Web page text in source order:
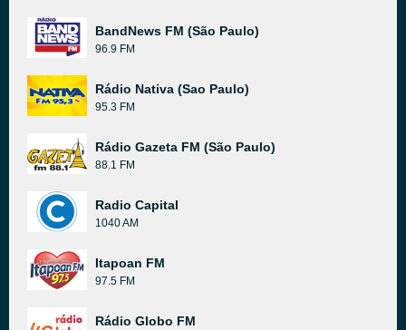
BandNews FM (São Paulo)
96.9 FM
Rádio Nativa (Sao Paulo)
95.3 FM
Rádio Gazeta FM (São Paulo)
88.1 FM
Radio Capital
1040 AM
Itapoan FM
97.5 FM
Rádio Globo FM